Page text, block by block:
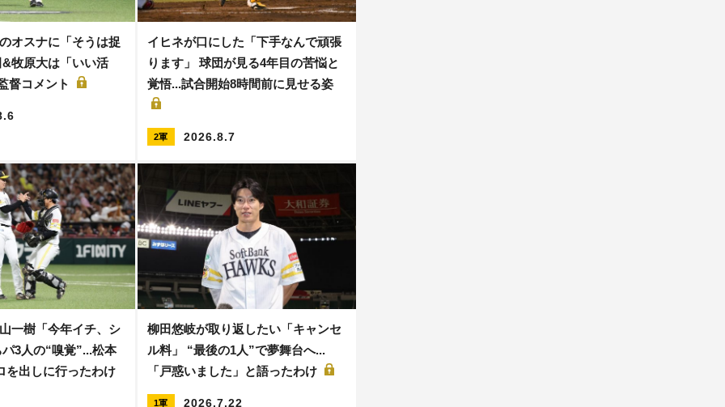
オスナに「そうは捉
牧原大は「いい活
督コメント
イヒネが口にした「下手なんで頑張
ります」 球団が見る4年目の苦悩と
覚悟...試合開始8時間前に見せる姿
2軍 2026.8.7
一樹「今年イチ、シ
3人の“嗅覚”...松本
を出しに行ったわけ
柳田悠岐が取り返したい「キャンセ
ル料」 “最後の1人”で夢舞台へ...
「戸惑いました」と語ったわけ
1軍 2026.7.22